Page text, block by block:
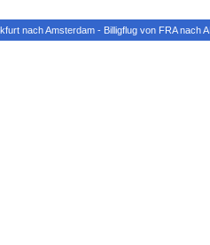
nach Amsterdam - Billigflug von FRA nach